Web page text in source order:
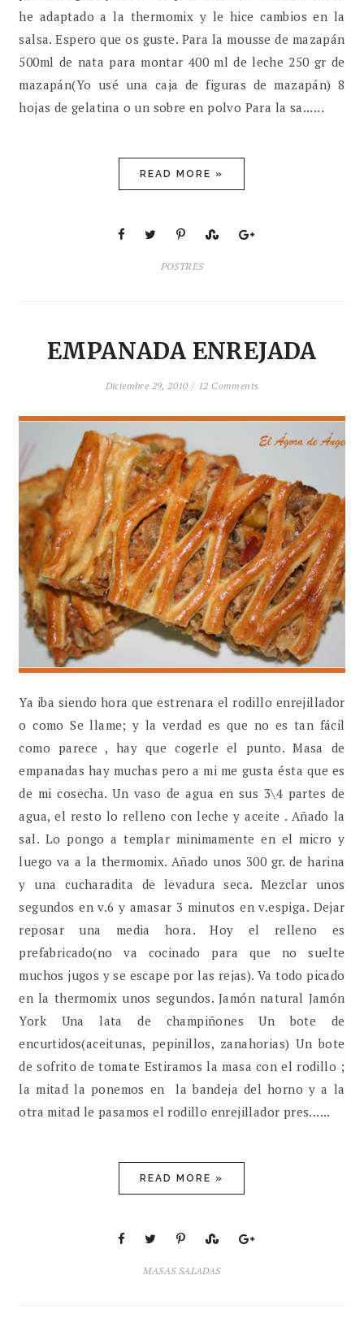
he adaptado a la thermomix y le hice cambios en la
salsa. Espero que os guste. Para la mousse de mazapán
500ml de nata para montar 400 ml de leche 250 gr de
mazapán(Yo usé una caja de figuras de mazapán) 8
hojas de gelatina o un sobre en polvo Para la sa......
READ MORE »
POSTRES
EMPANADA ENREJADA
Diciembre 29, 2010 / 12 Comments
Ya iba siendo hora que estrenara el rodillo enrejillador
o como Se llame; y la verdad es que no es tan fácil
como parece , hay que cogerle el punto. Masa de
empanadas hay muchas pero a mi me gusta ésta que es
de mi cosecha. Un vaso de agua en sus 3\4 partes de
agua, el resto lo relleno con leche y aceite . Añado la
sal. Lo pongo a templar minimamente en el micro y
luego va a la thermomix. Añado unos 300 gr. de harina
y una cucharadita de levadura seca. Mezclar unos
segundos en v.6 y amasar 3 minutos en v.espiga. Dejar
reposar una media hora. Hoy el relleno es
prefabricado(no va cocinado para que no suelte
muchos jugos y se escape por las rejas). Va todo picado
en la thermomix unos segundos. Jamón natural Jamón
York Una lata de champiñones Un bote de
encurtidos(aceitunas, pepinillos, zanahorias) Un bote
de sofrito de tomate Estiramos la masa con el rodillo ;
la mitad la ponemos en la bandeja del horno y a la
otra mitad le pasamos el rodillo enrejillador pres......
READ MORE »
MASAS SALADAS